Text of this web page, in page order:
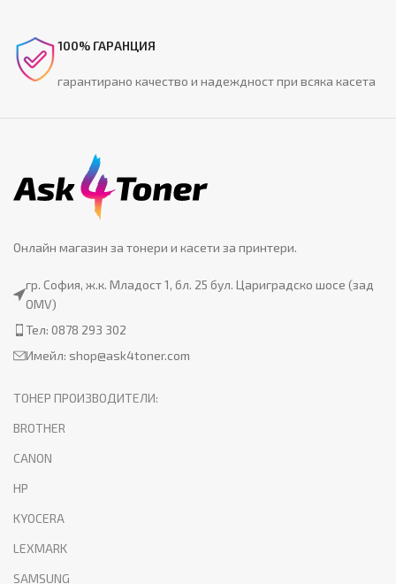
100% ГАРАНЦИЯ
гарантирано качество и надеждност при всяка касета
Онлайн магазин за тонери и касети за принтери.
гр. София, ж.к. Младост 1, бл. 25 бул. Цариградско шосе (зад
OMV)
Тел: 0878 293 302
Имейл: shop@ask4toner.com
ТОНЕР ПРОИЗВОДИТЕЛИ:
BROTHER
CANON
HP
KYOCERA
LEXMARK
SAMSUNG